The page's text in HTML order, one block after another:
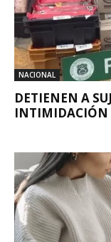
NACIONAL
DETIENEN A
INTIMIDACIÓN